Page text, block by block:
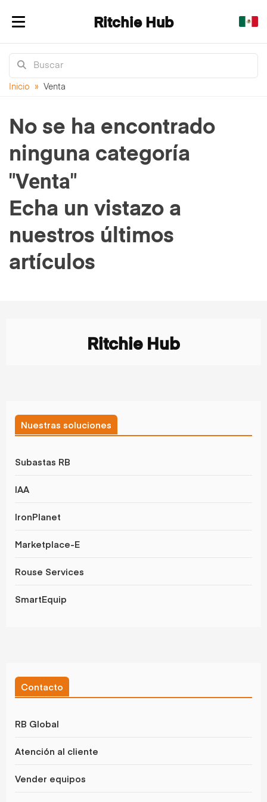
Alternar navegaciónRitchie Hub
Inicio » Venta
No se ha encontrado
ninguna categoría
"Venta"
Echa un vistazo a
nuestros últimos
artículos
Ritchie Hub
Nuestras soluciones
Subastas RB
IAA
IronPlanet
Marketplace-E
Rouse Services
SmartEquip
Contacto
RB Global
Atención al cliente
Vender equipos